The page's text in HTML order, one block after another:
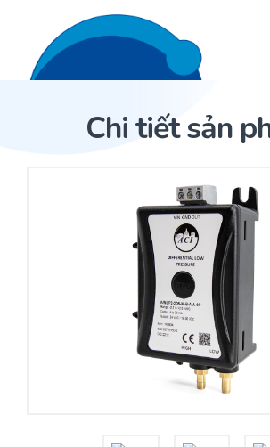
Trang Chủ
Cảm biến ACI
Nhà phân phối cảm biến
Nhà sản xuất thiết bị điều khiển
Cung cấp giải pháp quản lý cho toà
Chi tiết sản